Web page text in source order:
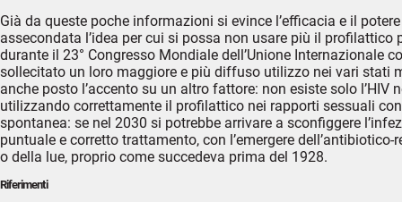
Già da queste poche informazioni si evince l’efficacia e il
assecondata l’idea per cui si possa non usare più il profilattico
durante il 23° Congresso Mondiale dell’Unione Internazionale
sollecitato un loro maggiore e più diffuso utilizzo nei vari stati
anche posto l’accento su un altro fattore: non esiste solo l’HIV
utilizzando correttamente il profilattico nei rapporti sessuali
spontanea: se nel 2030 si potrebbe arrivare a sconfiggere
puntuale e corretto trattamento, con l’emergere
o della lue, proprio come succedeva prima del 1928.
Riferimenti